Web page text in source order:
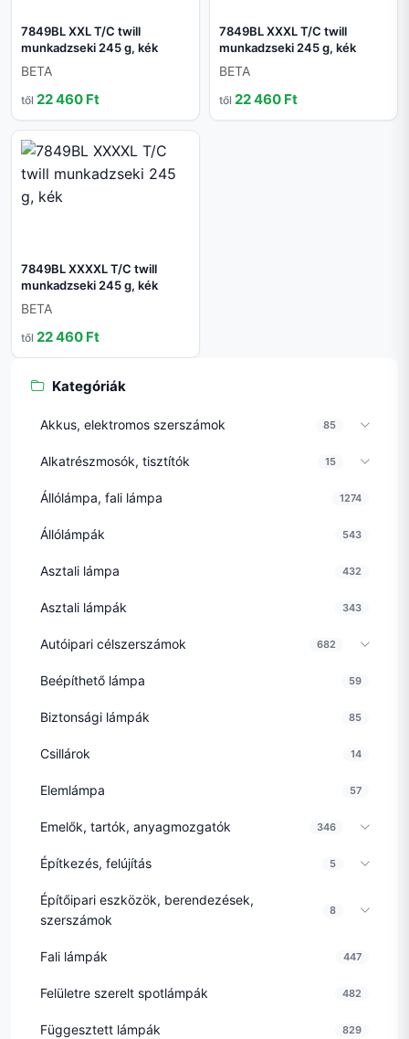
7849BL XXL T/C twill
munkadzseki 245 g, kék
BETA
től 22 460 Ft
7849BL XXXL T/C twill
munkadzseki 245 g, kék
BETA
től 22 460 Ft
7849BL XXXXL T/C twill
munkadzseki 245 g, kék
BETA
től 22 460 Ft
Kategóriák
Akkus, elektromos szerszámok 85
Alkatrészmosók, tisztítók 15
Állólámpa, fali lámpa 1274
Állólámpák 543
Asztali lámpa 432
Asztali lámpák 343
Autóipari célszerszámok 682
Beépíthető lámpa 59
Biztonsági lámpák 85
Csillárok 14
Elemlámpa 57
Emelők, tartók, anyagmozgatók 346
Építkezés, felújítás 5
Építőipari eszközök, berendezések,
szerszámok
8
Fali lámpák 447
Felületre szerelt spotlámpák 482
Függesztett lámpák 829